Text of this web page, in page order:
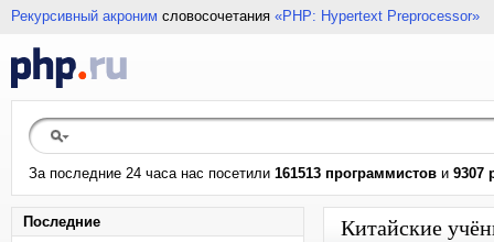
Рекурсивный акроним словосочетания «PHP: Hypertext Preprocessor»
За последние 24 часа нас посетили 161513 программистов и 9307
Последние
Китайские